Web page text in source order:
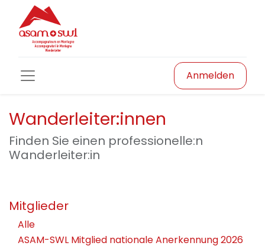
Anmelden
Wanderleiter:innen
Finden Sie einen professionelle:n
Wanderleiter:in
Mitglieder
Alle
ASAM-SWL Mitglied nationale Anerkennung 2026